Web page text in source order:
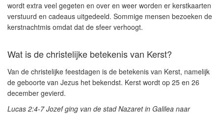
wordt extra veel gegeten en over en weer worden er kerstkaarten
verstuurd en cadeaus uitgedeeld. Sommige mensen bezoeken de
kerstnachtmis omdat dat de sfeer verhoogt.
Wat is de christelijke betekenis van Kerst?
Van de christelijke feestdagen is de betekenis van Kerst, namelijk
de geboorte van Jezus het bekendst. Kerst wordt op 25 en 26
december gevierd.
Lucas 2:4-7 Jozef ging van de stad Nazaret in Galilea naar